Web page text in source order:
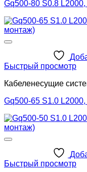
Gq500-80 S0.8
Быстрый просмотр
Кабеленесущие
Gq500-65 S1.0
Быстрый просмотр